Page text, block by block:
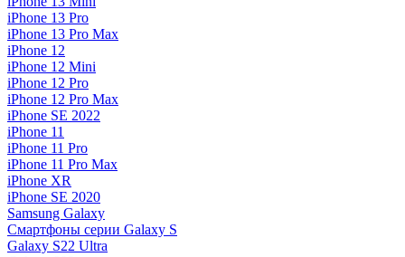
iPhone 13 Pro
iPhone 13 Pro Max
iPhone 12
iPhone 12 Mini
iPhone 12 Pro
iPhone 12 Pro Max
iPhone SE 2022
iPhone 11
iPhone 11 Pro
iPhone 11 Pro Max
iPhone XR
iPhone SE 2020
Samsung Galaxy
Смартфоны серии Galaxy S
Galaxy S22 Ultra